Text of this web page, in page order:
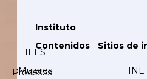
Instituto
IEES
Procesos
Contenidos
Mujeres
Sitios de
INE